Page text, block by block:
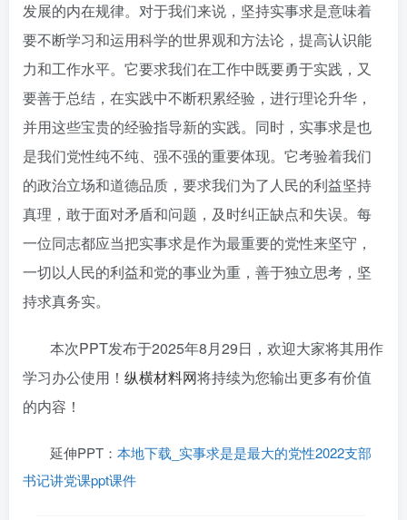
发展的内在规律。对于我们来说，坚持实事求是意味着
要不断学习和运用科学的世界观和方法论，提高认识能
力和工作水平。它要求我们在工作中既要勇于实践，又
要善于总结，在实践中不断积累经验，进行理论升华，
并用这些宝贵的经验指导新的实践。同时，实事求是也
是我们党性纯不纯、强不强的重要体现。它考验着我们
的政治立场和道德品质，要求我们为了人民的利益坚持
真理，敢于面对矛盾和问题，及时纠正缺点和失误。每
一位同志都应当把实事求是作为最重要的党性来坚守，
一切以人民的利益和党的事业为重，善于独立思考，坚
持求真务实。
本次PPT发布于2025年8月29日 ，欢迎大家将其用作
学习办公使用！ 纵横材料网将持续为您输出更多有价值
的内容！
延伸PPT： 本地下载_实事求是是最大的党性2022支部
书记讲党课ppt课件